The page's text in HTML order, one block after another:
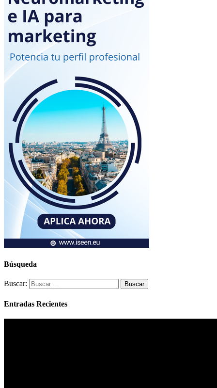
Búsqueda
Buscar:
Entradas Recientes